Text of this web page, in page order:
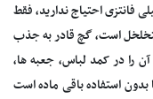
فانتزی احتیاج ندارید، فقط
است، گچ قادر به جذب
را در کمد لباس، جعبه ها،
بدون استفاده باقی ماده است